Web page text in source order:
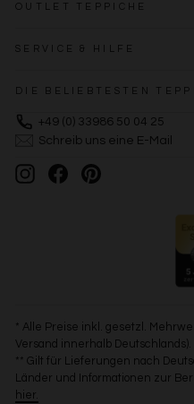
OUTLET TEPPICHE
SERVICE & HILFE
DIE BELIEBTESTEN
+49 (0) 33986 50 04 25
Schreib uns eine E-Mail
InstagramFacebookPinterest
* Alle Preise inkl. gesetzl.
Versand innerhalb Deutschlands).
** Gilt für Lieferungen nach
Länder und Informationen zur
hier.